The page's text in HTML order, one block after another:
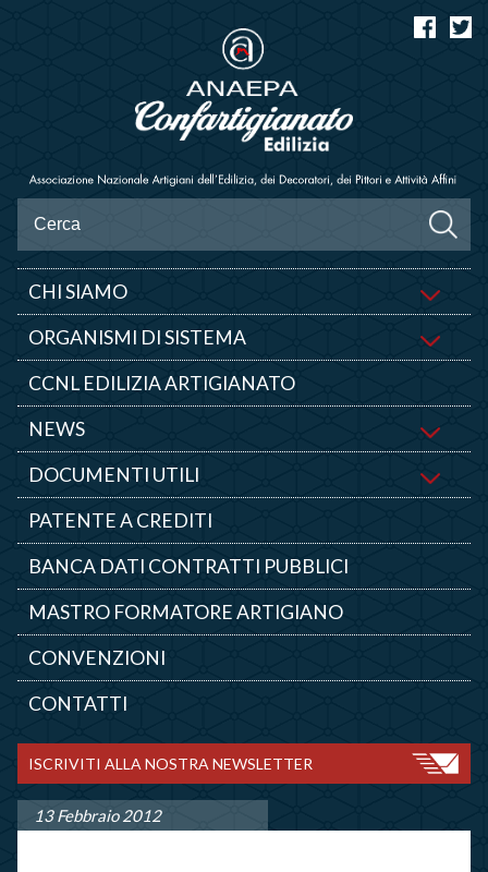
CHI SIAMO
ORGANISMI DI SISTEMA
CCNL EDILIZIA ARTIGIANATO
NEWS
DOCUMENTI UTILI
PATENTE A CREDITI
BANCA DATI CONTRATTI PUBBLICI
MASTRO FORMATORE ARTIGIANO
CONVENZIONI
CONTATTI
ISCRIVITI ALLA NOSTRA NEWSLETTER
13 Febbraio 2012